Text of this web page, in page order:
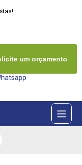
mesmo
um orçamento